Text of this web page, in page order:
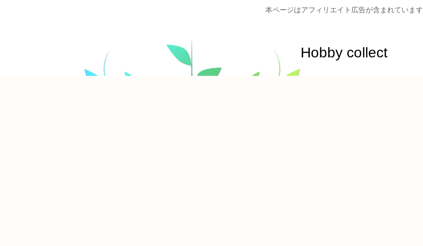
本ページはアフィリエイト広告が含まれています
Hobby collect